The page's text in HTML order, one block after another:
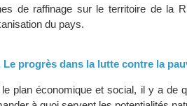
de raffinage sur le territoire de la
du pays.
Le progrès dans la lutte contre la
le plan économique et social, il y a de